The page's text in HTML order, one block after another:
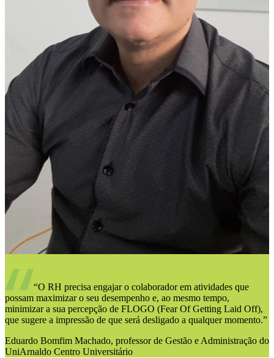
“O RH precisa engajar o colaborador em atividades que
possam maximizar o seu desempenho e, ao mesmo tempo,
minimizar a sua percepção de FLOGO (Fear Of Getting Laid Off),
que sugere a impressão de que será desligado a qualquer momento.”
Eduardo Bomfim Machado, professor de Gestão e Administração do
UniArnaldo Centro Universitário